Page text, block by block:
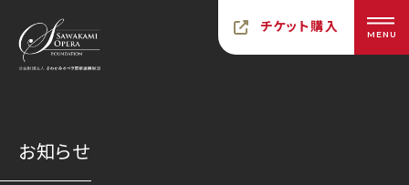
チケット購入 MENU
お知らせ